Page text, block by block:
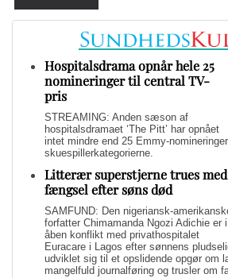
Hospitalsdrama opnår hele 25
nomineringer til central TV-
pris
STREAMING: Anden sæson af
hospitalsdramaet ‘The Pitt’ har opnået
intet mindre end 25 Emmy-
skuespillerkategorierne.
Litterær superstjerne trues med
fængsel efter søns død
SAMFUND: Den nigeriansk-
forfatter Chimamanda Ngozi Adichie er i
åben konflikt med privathospitalet
Euracare i Lagos efter sønnens
udviklet sig til et opslidende opgør om
mangelfuld journalføring og trusler om